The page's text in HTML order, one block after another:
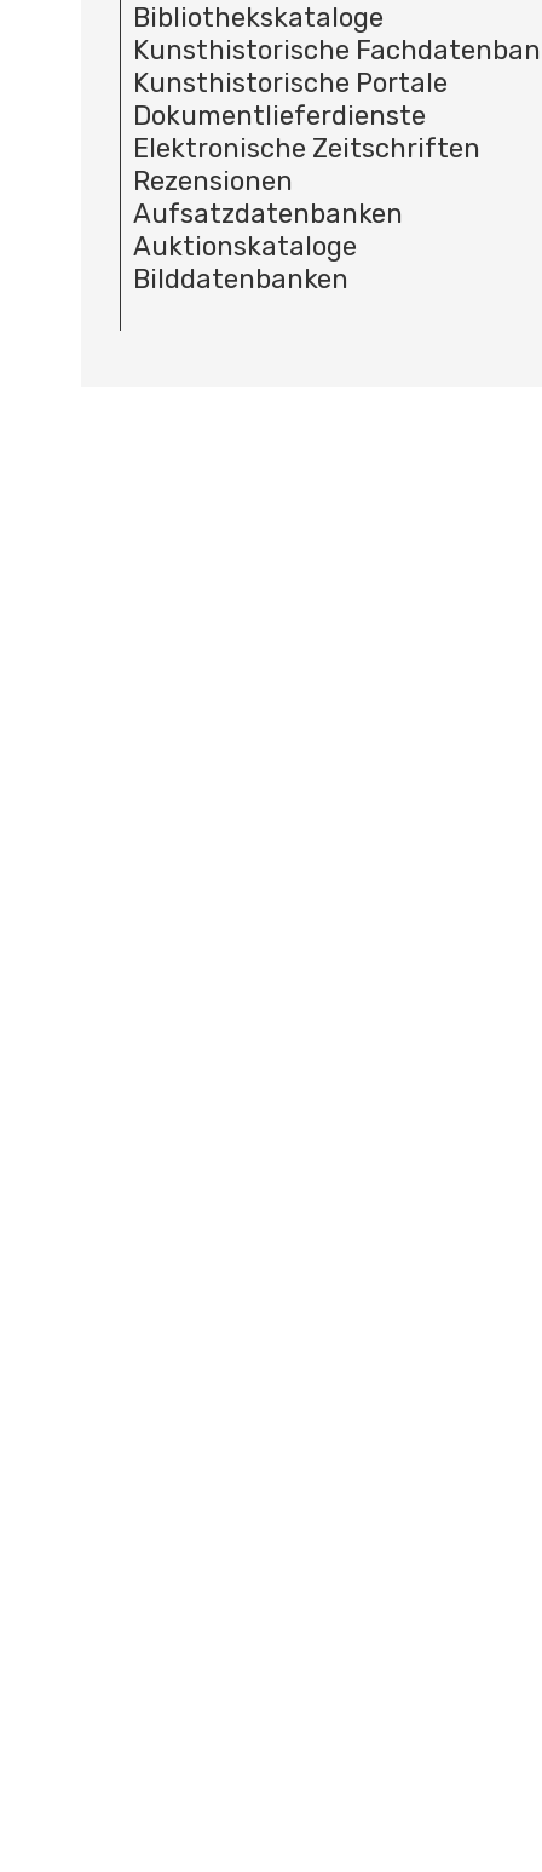
Bibliothekskataloge
Kunsthistorische
Kunsthistorische Portale
Dokumentlieferdienste
Elektronische Zeitschriften
Rezensionen
Aufsatzdatenbanken
Auktionskataloge
Bilddatenbanken